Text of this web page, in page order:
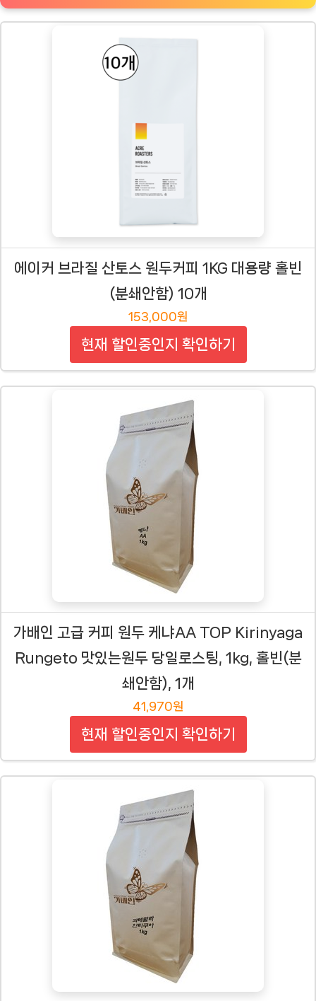
에이커 브라질 산토스 원두커피 1KG 대용량 홀빈
(분쇄안함) 10개
153,000원
현재 할인중인지 확인하기
가배인 고급 커피 원두 케냐AA TOP Kirinyaga
Rungeto 맛있는원두 당일로스팅, 1kg, 홀빈(분
쇄안함), 1개
41,970원
현재 할인중인지 확인하기